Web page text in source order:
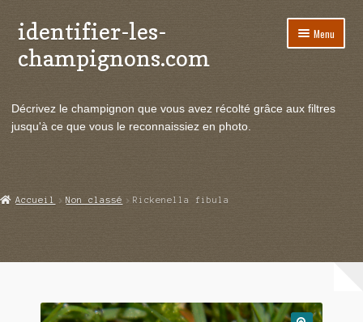
Aller
à
la
Aller
au
contenu
identifier-les-
champignons.com
Menu
le
Actualités
Echanges et contacts
Décrivez le champignon que vous avez récolté grâce aux filtres
jusqu'à ce que vous le reconnaissiez en photo.
Accueil Non classé Rickenella fibula